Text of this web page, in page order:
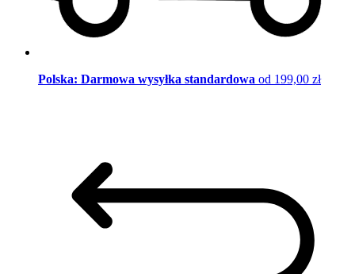
Polska: Darmowa wysyłka standardowa od 199,00 zł